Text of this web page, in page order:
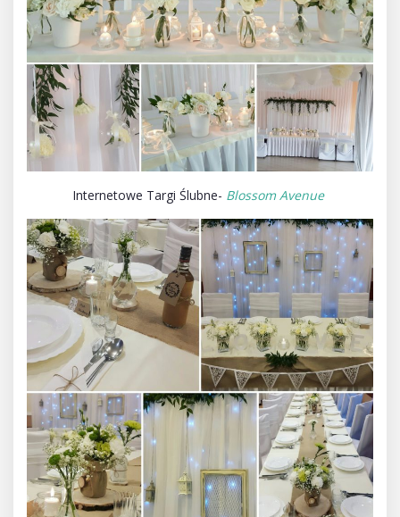
Internetowe Targi Ślubne- Blossom Avenue